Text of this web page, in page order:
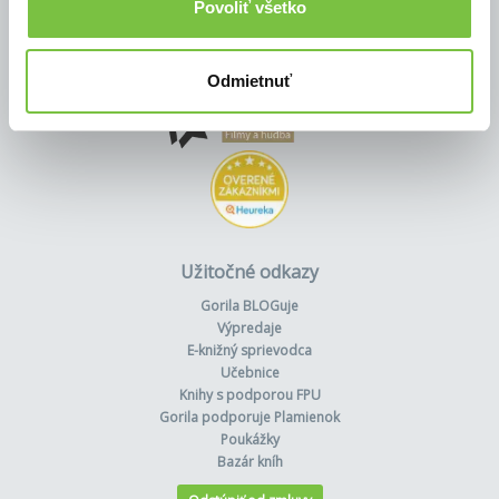
Povoliť všetko
Odmietnuť
Užitočné odkazy
Gorila BLOGuje
Výpredaje
E-knižný sprievodca
Učebnice
Knihy s podporou FPU
Gorila podporuje Plamienok
Poukážky
Bazár kníh